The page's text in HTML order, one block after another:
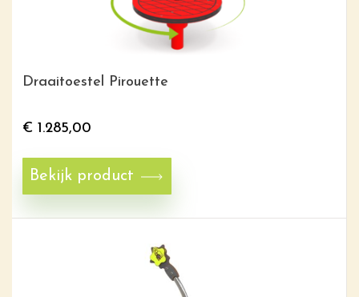
Draaitoestel Pirouette
€ 1.285,00
Bekijk product